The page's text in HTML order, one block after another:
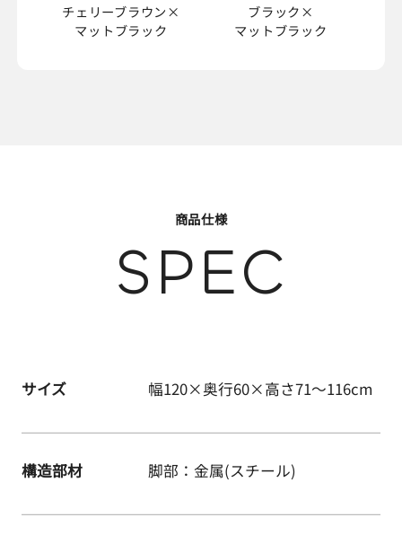
チェリーブラウン×
マットブラック
ブラック×
マットブラック
商品仕様
SPEC
サイズ 幅120×奥行60×高さ71～116cm
構造部材 脚部：金属(スチール)